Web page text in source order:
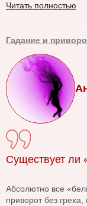
Читать полностью
Гадание и
Существует ли
Абсолютно все
приворот без